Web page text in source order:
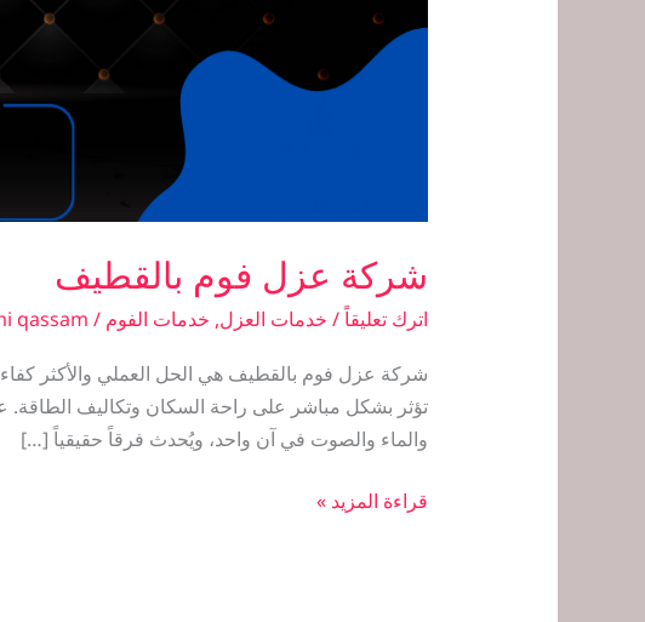
شركة عزل فوم بالقطيف
اترك تعليقاً/ خدمات العزل, خدمات الفوم /
qassam
شركة عزل فوم بالقطيف هي الحل العملي والأكثر كفاءة
تؤثر بشكل مباشر على راحة السكان وتكاليف
والماء والصوت في آن واحد، ويُحدث فرقاً حقيقياً […]
قراءة المزيد »